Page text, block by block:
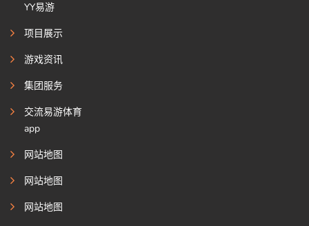
YY易游
项目展示
游戏资讯
集团服务
交流易游体育
app
网站地图
网站地图
网站地图